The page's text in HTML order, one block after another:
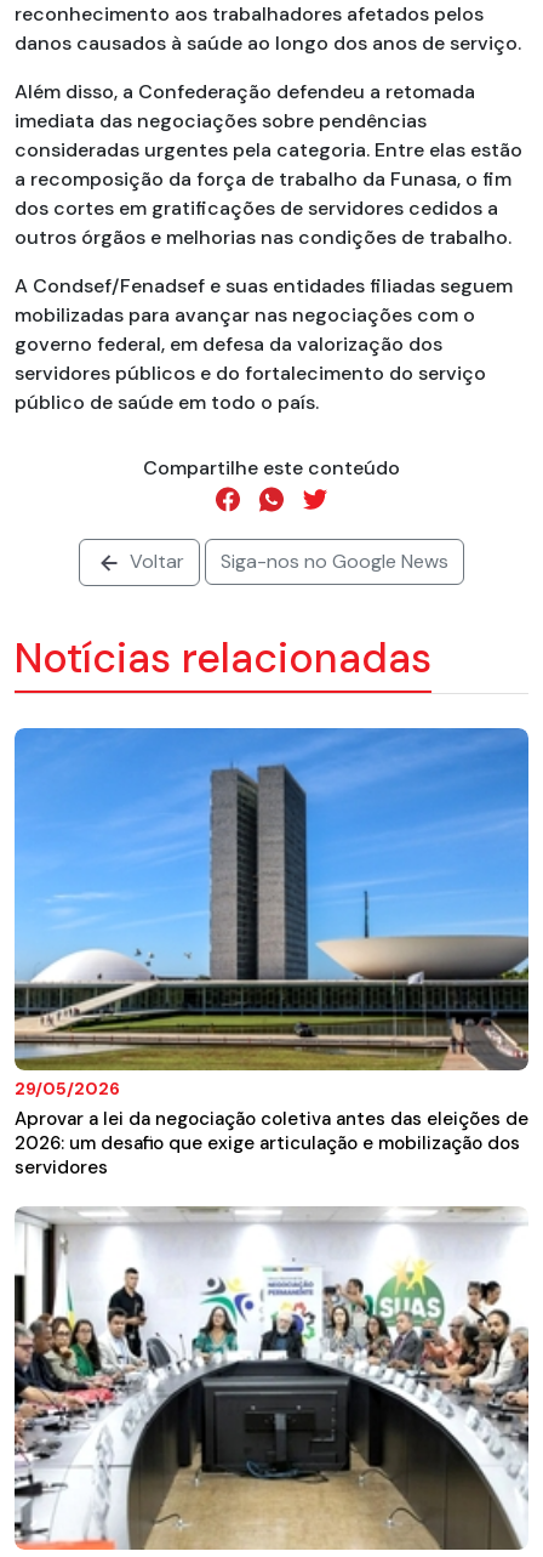
reconhecimento aos trabalhadores afetados pelos
danos causados à saúde ao longo dos anos de serviço.
Além disso, a Confederação defendeu a retomada
imediata das negociações sobre pendências
consideradas urgentes pela categoria. Entre elas estão
a recomposição da força de trabalho da Funasa, o fim
dos cortes em gratificações de servidores cedidos a
outros órgãos e melhorias nas condições de trabalho.
A Condsef/Fenadsef e suas entidades filiadas seguem
mobilizadas para avançar nas negociações com o
governo federal, em defesa da valorização dos
servidores públicos e do fortalecimento do serviço
público de saúde em todo o país.
Compartilhe este conteúdo
Voltar Siga-nos no Google News
Notícias relacionadas
29/05/2026
Aprovar a lei da negociação coletiva antes das eleições de
2026: um desafio que exige articulação e mobilização dos
servidores